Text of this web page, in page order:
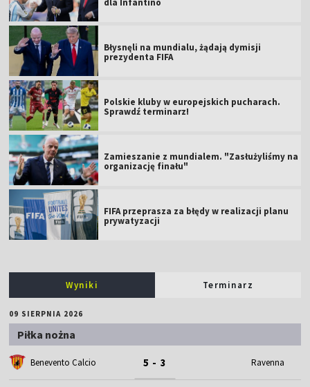
Błysnęli na mundialu, żądają dymisji
prezydenta FIFA
Polskie kluby w europejskich pucharach.
Sprawdź terminarz!
Zamieszanie z mundialem. "Zasłużyliśmy na
organizację finału"
FIFA przeprasza za błędy w realizacji planu
prywatyzacji
Wyniki Terminarz
09 SIERPNIA 2026
Piłka nożna
Benevento Calcio 5 - 3 Ravenna